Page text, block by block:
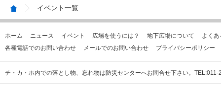
イベント一覧
ホーム ニュース イベント 広場を使うには？ 地下広場について
よく
各種電話でのお問い合わせ
メールでのお問い合わせ プライバシーポリシー
チ・カ・ホ内での落とし物、忘れ物は防災センターへお問合せ下さい。